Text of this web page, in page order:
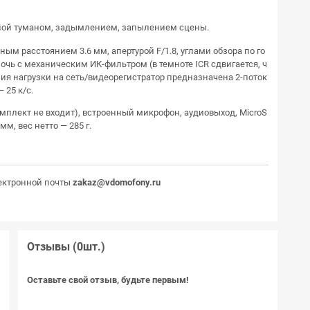
туманом, задымлением, запылением сцены.
расстоянием 3.6 мм, апертурой F/1.8, углами обзора по го
с механическим ИК-фильтром (в темноте ICR сдвигается, ч
нагрузки на сеть/видеорегистратор предназначена 2-поток
25 к/с.
не входит), встроенный микрофон, аудиовыход, MicroS
вес нетто — 285 г.
почты zakaz@vdomofony.ru
Отзывы (0шт.)
Оставьте свой отзыв, будьте первым!